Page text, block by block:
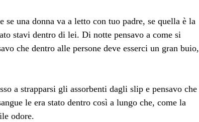
una donna va a letto con tuo padre, se quella è la
stavi dentro di lei. Di notte pensavo a come si
che dentro alle persone deve esserci un gran buio,
a strapparsi gli assorbenti dagli slip e pensavo che
le era stato dentro così a lungo che, come la
odore.